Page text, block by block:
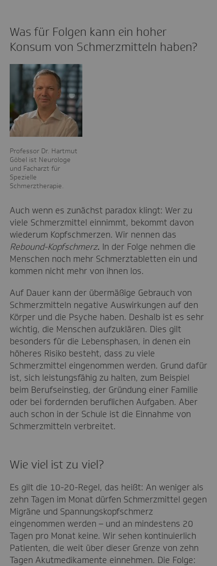
Was für Folgen kann ein hoher
Konsum von Schmerzmitteln haben?
Professor Dr. Hartmut
Göbel ist Neurologe
und Facharzt für
Spezielle
Schmerztherapie.
Auch wenn es zunächst paradox klingt: Wer zu
viele Schmerzmittel einnimmt, bekommt davon
wiederum Kopfschmerzen. Wir nennen das
Rebound-Kopfschmerz. In der Folge nehmen die
Menschen noch mehr Schmerztabletten ein und
kommen nicht mehr von ihnen los.
Auf Dauer kann der übermäßige Gebrauch von
Schmerzmitteln negative Auswirkungen auf den
Körper und die Psyche haben. Deshalb ist es sehr
wichtig, die Menschen aufzuklären. Dies gilt
besonders für die Lebensphasen, in denen ein
höheres Risiko besteht, dass zu viele
Schmerzmittel eingenommen werden. Grund dafür
ist, sich leistungsfähig zu halten, zum Beispiel
beim Berufseinstieg, der Gründung einer Familie
oder bei fordernden beruflichen Aufgaben. Aber
auch schon in der Schule ist die Einnahme von
Schmerzmitteln verbreitet.
Wie viel ist zu viel?
Es gilt die 10-20-Regel, das heißt: An weniger als
zehn Tagen im Monat dürfen Schmerzmittel gegen
Migräne und Spannungskopfschmerz
eingenommen werden – und an mindestens 20
Tagen pro Monat keine. Wir sehen kontinuierlich
Patienten, die weit über dieser Grenze von zehn
Tagen Akutmedikamente einnehmen. Die Folge: